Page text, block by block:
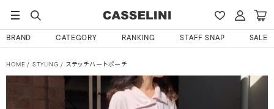
BRAND CATEGORY RANKING STAFF SNAP SALE
HOME STYLING ステッチハートポーチ